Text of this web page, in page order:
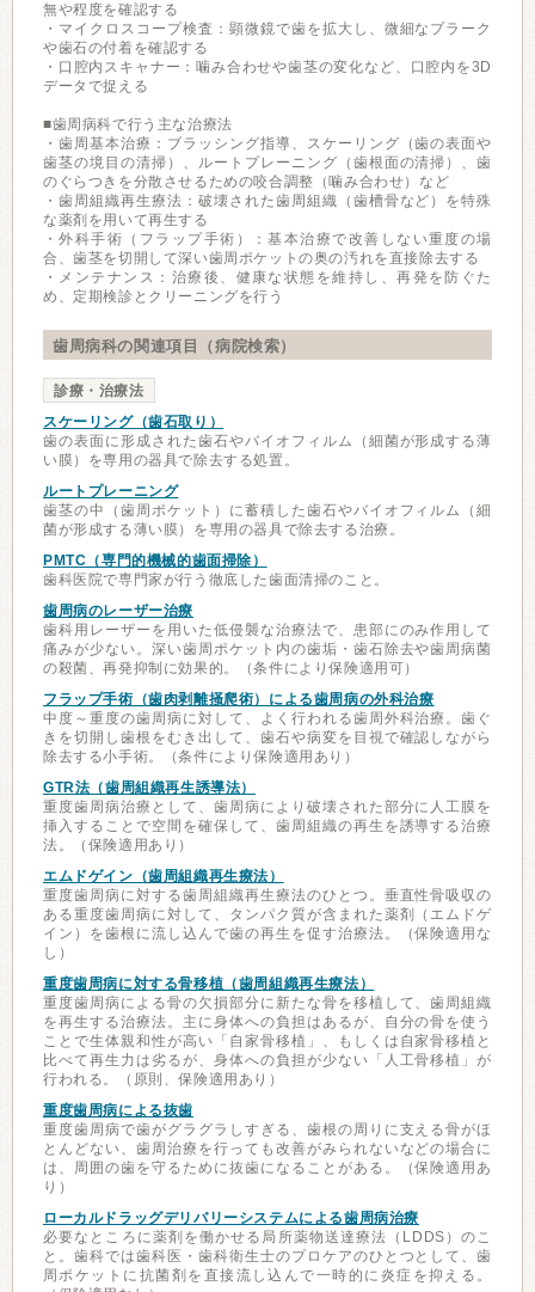
無や程度を確認する
・マイクロスコープ検査：顕微鏡で歯を拡大し、微細なプラーク
や歯石の付着を確認する
・口腔内スキャナー：噛み合わせや歯茎の変化など、口腔内を3D
データで捉える
■歯周病科で行う主な治療法
・歯周基本治療：ブラッシング指導、スケーリング（歯の表面や
歯茎の境目の清掃）、ルートプレーニング（歯根面の清掃）、歯
のぐらつきを分散させるための咬合調整（噛み合わせ）など
・歯周組織再生療法：破壊された歯周組織（歯槽骨など）を特殊
な薬剤を用いて再生する
・外科手術（フラップ手術）：基本治療で改善しない重度の場
合、歯茎を切開して深い歯周ポケットの奥の汚れを直接除去する
・メンテナンス：治療後、健康な状態を維持し、再発を防ぐた
め、定期検診とクリーニングを行う
歯周病科の関連項目（病院検索）
診療・治療法
スケーリング（歯石取り）
歯の表面に形成された歯石やバイオフィルム（細菌が形成する薄
い膜）を専用の器具で除去する処置。
ルートプレーニング
歯茎の中（歯周ポケット）に蓄積した歯石やバイオフィルム（細
菌が形成する薄い膜）を専用の器具で除去する治療。
PMTC（専門的機械的歯面掃除）
歯科医院で専門家が行う徹底した歯面清掃のこと。
歯周病のレーザー治療
歯科用レーザーを用いた低侵襲な治療法で、患部にのみ作用して
痛みが少ない。深い歯周ポケット内の歯垢・歯石除去や歯周病菌
の殺菌、再発抑制に効果的。（条件により保険適用可）
フラップ手術（歯肉剥離掻爬術）による歯周病の外科治療
中度～重度の歯周病に対して、よく行われる歯周外科治療。歯ぐ
きを切開し歯根をむき出して、歯石や病変を目視で確認しながら
除去する小手術。（条件により保険適用あり）
GTR法（歯周組織再生誘導法）
重度歯周病治療として、歯周病により破壊された部分に人工膜を
挿入することで空間を確保して、歯周組織の再生を誘導する治療
法。（保険適用あり）
エムドゲイン（歯周組織再生療法）
重度歯周病に対する歯周組織再生療法のひとつ。垂直性骨吸収の
ある重度歯周病に対して、タンパク質が含まれた薬剤（エムドゲ
イン）を歯根に流し込んで歯の再生を促す治療法。（保険適用な
し）
重度歯周病に対する骨移植（歯周組織再生療法）
重度歯周病による骨の欠損部分に新たな骨を移植して、歯周組織
を再生する治療法。主に身体への負担はあるが、自分の骨を使う
ことで生体親和性が高い「自家骨移植」、もしくは自家骨移植と
比べて再生力は劣るが、身体への負担が少ない「人工骨移植」が
行われる。（原則、保険適用あり）
重度歯周病による抜歯
重度歯周病で歯がグラグラしすぎる、歯根の周りに支える骨がほ
とんどない、歯周治療を行っても改善がみられないなどの場合に
は、周囲の歯を守るために抜歯になることがある。（保険適用あ
り）
ローカルドラッグデリバリーシステムによる歯周病治療
必要なところに薬剤を働かせる局所薬物送達療法（LDDS）のこ
と。歯科では歯科医・歯科衛生士のプロケアのひとつとして、歯
周ポケットに抗菌剤を直接流し込んで一時的に炎症を抑える。